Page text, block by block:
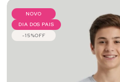
NOVO
DIA DOS PAIS
15%OFF